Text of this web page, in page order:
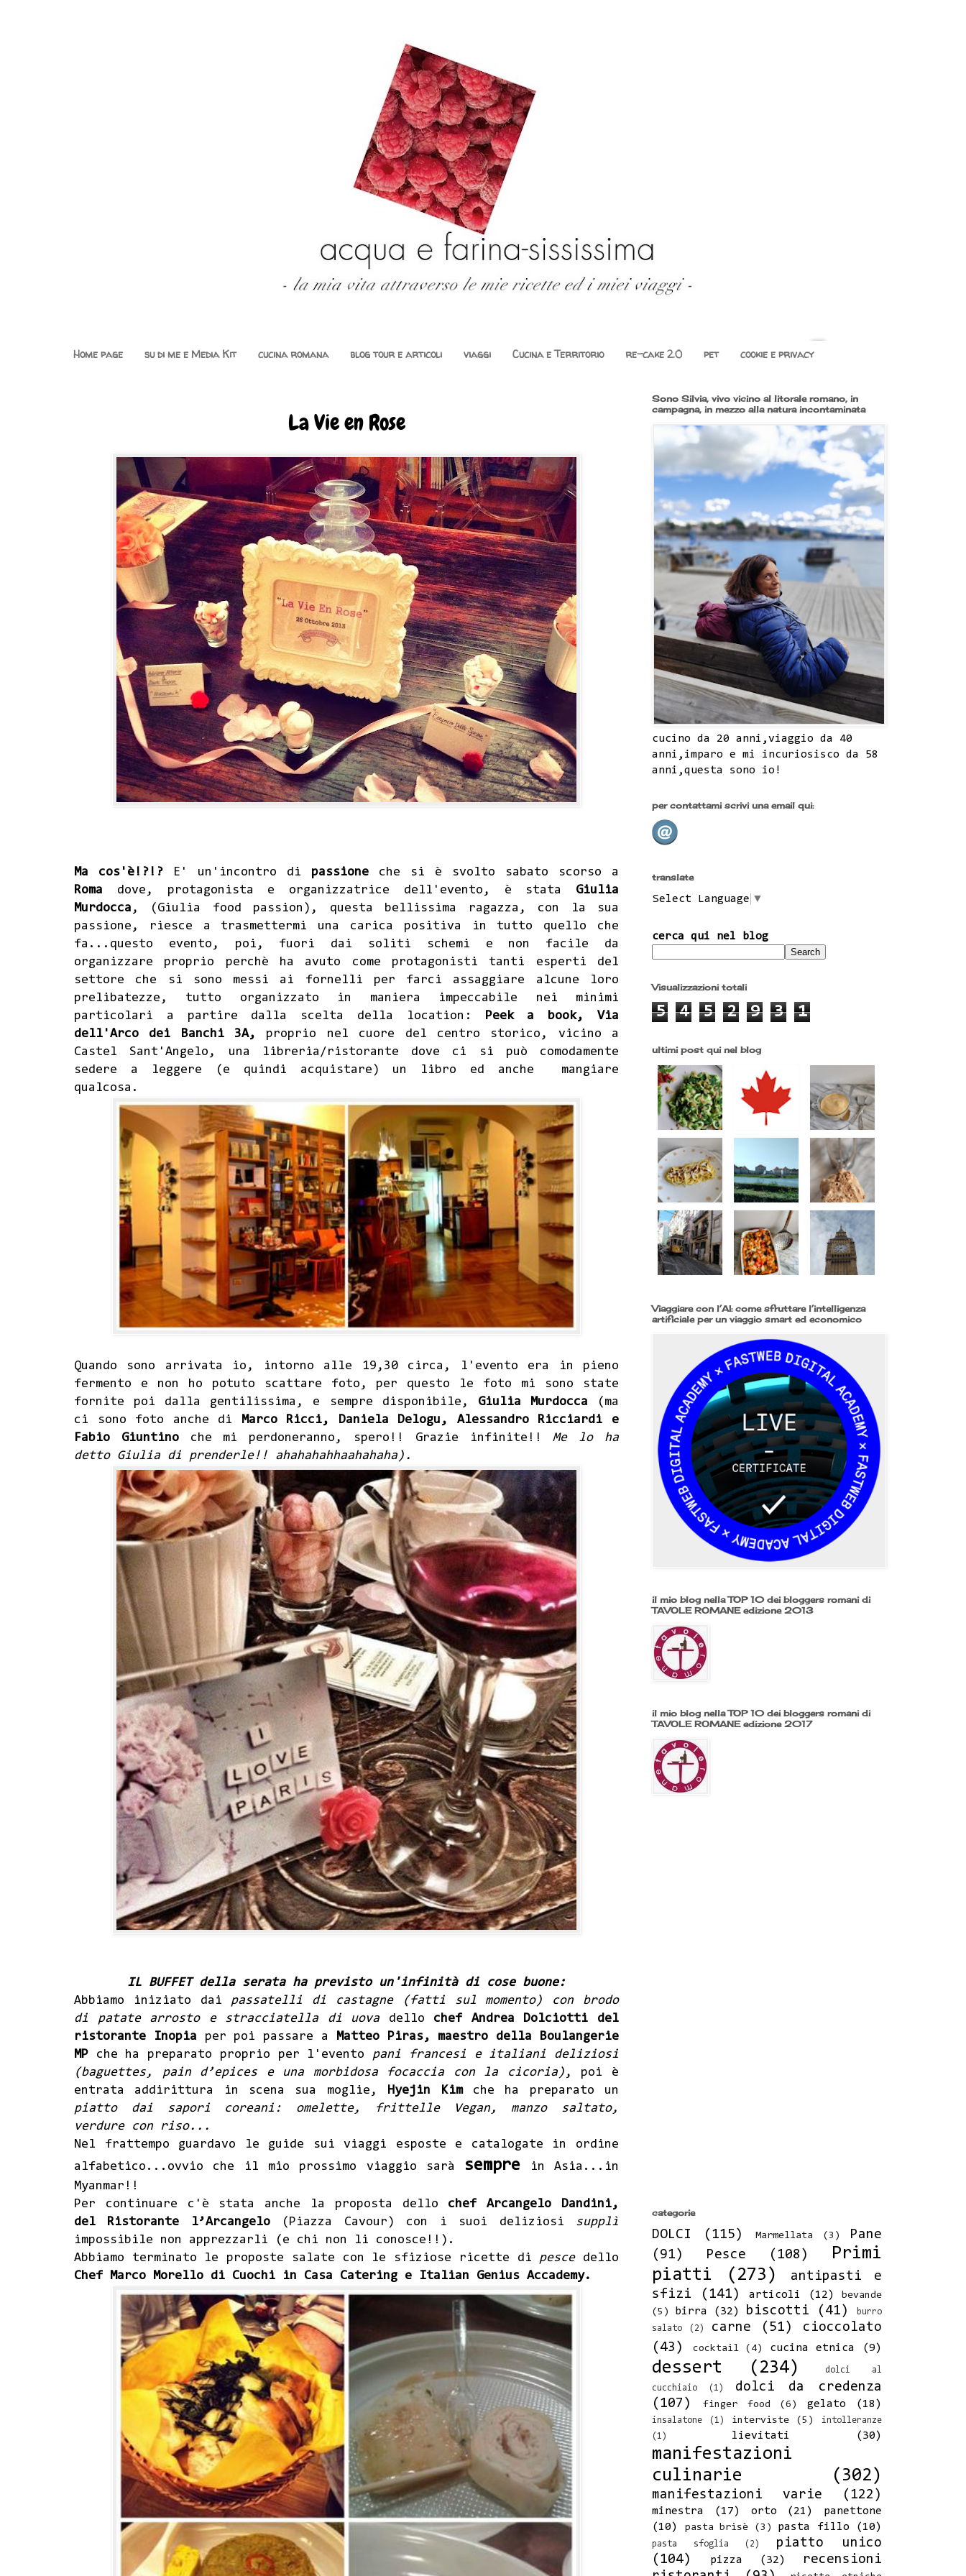
Home page su di me e Media Kit cucina romana blog tour e articoli viaggi Cucina e Territorio re-cake 2.0 pet cookie e privacy
La Vie en Rose
Ma cos'è!?!? E' un'incontro di passione che si è svolto sabato scorso a
Roma dove, protagonista e organizzatrice dell'evento, è stata Giulia
Murdocca , ( Giulia food passion ), questa bellissima ragazza, con la sua
passione, riesce a trasmettermi una carica positiva in tutto quello che
fa...questo evento, poi, fuori dai soliti schemi e non facile da
organizzare proprio perchè ha avuto come protagonisti tanti esperti del
settore che si sono messi ai fornelli per farci assaggiare alcune loro
prelibatezze, tutto organizzato in maniera impeccabile nei minimi
particolari a partire dalla scelta della location: Peek a book, Via
dell'Arco dei Banchi 3A,
proprio nel cuore del centro storico, vicino a
Castel Sant'Angelo, una libreria/ristorante dove ci si può comodamente
sedere a leggere (e quindi acquistare) un libro ed anche mangiare
qualcosa.
Quando sono arrivata io, intorno alle 19,30 circa, l'evento era in pieno
fermento e non ho potuto scattare foto, per questo le foto mi sono state
fornite poi dalla gentilissima, e sempre disponibile, Giulia Murdocca (ma
ci sono foto anche di Marco Ricci, Daniela Delogu, Alessandro Ricciardi e
Fabio Giuntinoche mi perdoneranno, spero!! Grazie infinite!!Me lo ha
detto Giulia di prenderle!! ahahahahhaahahaha).
IL BUFFET della serata ha previsto un'infinità di cose buone:
Abbiamo iniziato dai passatelli di castagne (fatti sul momento) con brodo
di patate arrosto e stracciatella di uova dello chef Andrea Dolciotti del
ristorante Inopia per poi passare a Matteo Piras, maestro della Boulangerie
MP che ha preparato proprio per l'evento pani
francesi e italiani deliziosi
(baguettes, pain d’epices e una morbidosa focaccia con la cicoria) , poi è
entrata addirittura in scena sua moglie, Hyejin Kimche ha preparato un
piatto dai sapori coreani: omelette, frittelle Vegan, manzo saltato,
verdure con riso...
Nel frattempo guardavo le guide sui viaggi esposte e catalogate in ordine
alfabetico...ovvio che il mio prossimo viaggio sarà sempre in Asia...in
Myanmar!!
Per continuare c'è stata anche la proposta dello chef Arcangelo Dandini,
del Ristorante l’Arcangelo
(Piazza Cavour) con i suoi deliziosi supplì
impossibile non apprezzarli (e chi non li conosce!!).
Abbiamo terminato le proposte salate con le sfiziose ricette di pesce dello
Chef Marco Morello di Cuochi in Casa Catering e Italian Genius Accademy.
Sono Silvia, vivo vicino al litorale romano, in
campagna, in mezzo alla natura incontaminata
cucino da 20 anni,viaggio da 40
anni,imparo e mi incuriosisco da 58
anni,questa sono io!
per contattami scrivi una email qui:
translate
Select Language ▼
cerca qui nel blog
Visualizzazioni totali
5 4 5 2 9 3 1
ultimi post qui nel blog
Viaggiare con l’AI: come sfruttare l’intelligenza
artificiale per un viaggio smart ed economico
il mio blog nella TOP 10 dei bloggers romani di
TAVOLE ROMANE edizione 2013
il mio blog nella TOP 10 dei bloggers romani di
TAVOLE ROMANE edizione 2017
categorie
DOLCI (115) Marmellata (3)
Pane
(91)
Pesce (108)
Primi
piatti
(273)
antipasti e
sfizi
(141) articoli (12)
bevande
(5)
birra (32) biscotti (41)
burro
salato
(2) carne (51)
cioccolato
(43)
cocktail (4) cucina etnica (9)
dessert (234)
dolci al
cucchiaio
(1)
dolci da credenza
(107)
finger food (6) gelato (18)
insalatone (1) interviste (5)
intolleranze
(1)
lievitati (30)
manifestazioni
culinarie
(302)
manifestazioni varie (122)
minestra (17) orto (21)
panettone
(10)
pasta brisè (3) pasta fillo (10)
pasta sfoglia (2)
piatto unico
(104)
pizza (32)
recensioni